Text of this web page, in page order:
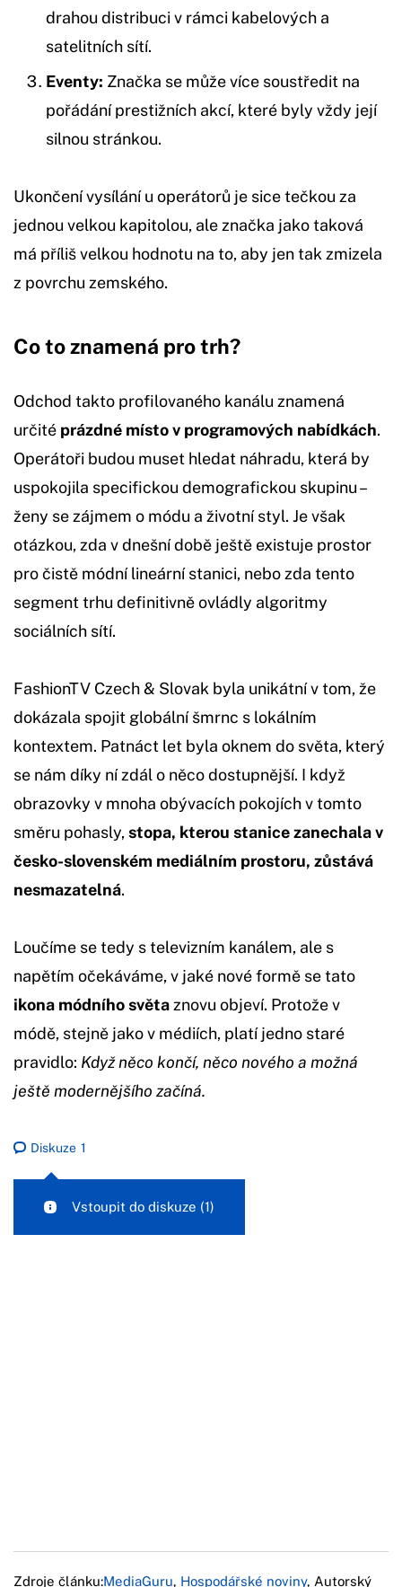
drahou distribuci v rámci kabelových a
satelitních sítí.
Eventy: Značka se může více soustředit na
pořádání prestižních akcí, které byly vždy její
silnou stránkou.
Ukončení vysílání u operátorů je sice tečkou za
jednou velkou kapitolou, ale značka jako taková
má příliš velkou hodnotu na to, aby jen tak zmizela
z povrchu zemského.
Co to znamená pro trh?
Odchod takto profilovaného kanálu znamená
určité prázdné místo v programových nabídkách.
Operátoři budou muset hledat náhradu, která by
uspokojila specifickou demografickou skupinu –
ženy se zájmem o módu a životní styl. Je však
otázkou, zda v dnešní době ještě existuje prostor
pro čistě módní lineární stanici, nebo zda tento
segment trhu definitivně ovládly algoritmy
sociálních sítí.
FashionTV Czech & Slovak byla unikátní v tom, že
dokázala spojit globální šmrnc s lokálním
kontextem. Patnáct let byla oknem do světa, který
se nám díky ní zdál o něco dostupnější. I když
obrazovky v mnoha obývacích pokojích v tomto
směru pohasly,stopa, kterou stanice zanechala v
česko-slovenském mediálním prostoru, zůstává
nesmazatelná.
Loučíme se tedy s televizním kanálem, ale s
napětím očekáváme, v jaké nové formě se tato
ikona módního světa znovu objeví. Protože v
módě, stejně jako v médiích, platí jedno staré
pravidlo: Když něco končí, něco nového a možná
ještě modernějšího začíná.
Diskuze 1
Vstoupit do diskuze (1)
Zdroje článku:MediaGuru, Hospodářské noviny, Autorský